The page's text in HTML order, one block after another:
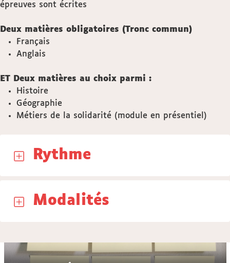
épreuves sont écrites
Deux matières obligatoires (Tronc commun)
Français
Anglais
ET Deux matières au choix parmi :
Histoire
Géographie
Métiers de la solidarité (module en présentiel)
Rythme
Modalités